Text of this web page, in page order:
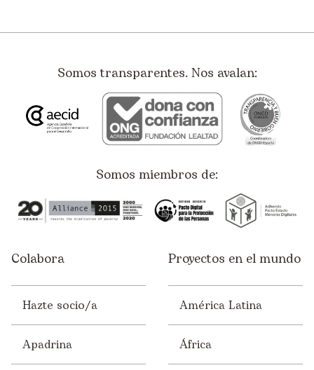
Somos transparentes. Nos avalan:
Somos miembros de:
Colabora
Hazte socio/a
Apadrina
Proyectos en el mundo
América Latina
África